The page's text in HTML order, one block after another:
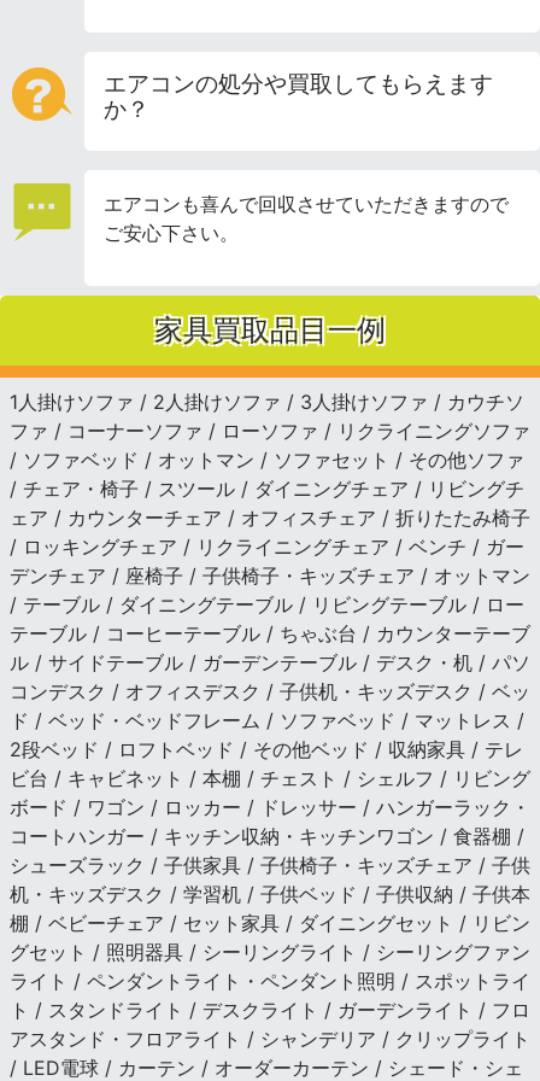
エアコンの処分や買取してもらえます
か？
エアコンも喜んで回収させていただきますので
ご安心下さい。
家具買取品目一例
1人掛けソファ / 2人掛けソファ / 3人掛けソファ / カウチソ
ファ / コーナーソファ / ローソファ / リクライニングソファ
/ ソファベッド / オットマン / ソファセット / その他ソファ
/ チェア・椅子 / スツール / ダイニングチェア / リビングチ
ェア / カウンターチェア / オフィスチェア / 折りたたみ椅子
/ ロッキングチェア / リクライニングチェア / ベンチ / ガー
デンチェア / 座椅子 / 子供椅子・キッズチェア / オットマン
/ テーブル / ダイニングテーブル / リビングテーブル / ロー
テーブル / コーヒーテーブル / ちゃぶ台 / カウンターテーブ
ル / サイドテーブル / ガーデンテーブル / デスク・机 / パソ
コンデスク / オフィスデスク / 子供机・キッズデスク / ベッ
ド / ベッド・ベッドフレーム / ソファベッド / マットレス /
2段ベッド / ロフトベッド / その他ベッド / 収納家具 / テレ
ビ台 / キャビネット / 本棚 / チェスト / シェルフ / リビング
ボード / ワゴン / ロッカー / ドレッサー / ハンガーラック・
コートハンガー / キッチン収納・キッチンワゴン / 食器棚 /
シューズラック / 子供家具 / 子供椅子・キッズチェア / 子供
机・キッズデスク / 学習机 / 子供ベッド / 子供収納 / 子供本
棚 / ベビーチェア / セット家具 / ダイニングセット / リビン
グセット / 照明器具 / シーリングライト / シーリングファン
ライト / ペンダントライト・ペンダント照明 / スポットライ
ト / スタンドライト / デスクライト / ガーデンライト / フロ
アスタンド・フロアライト / シャンデリア / クリップライト
/ LED電球 / カーテン / オーダーカーテン / シェード・シェ